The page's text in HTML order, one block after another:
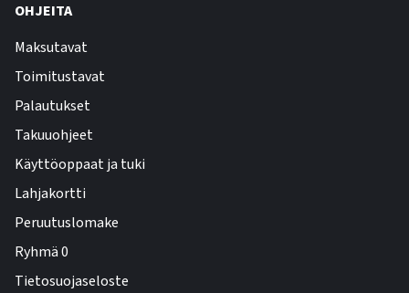
OHJEITA
Maksutavat
Toimitustavat
Palautukset
Takuuohjeet
Käyttöoppaat ja tuki
Lahjakortti
Peruutuslomake
Ryhmä 0
Tietosuojaseloste